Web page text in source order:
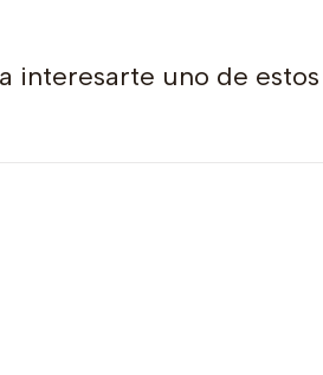
interesarte uno de estos